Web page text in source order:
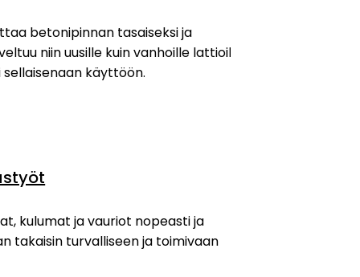
betonipinnan tasaiseksi ja
niin uusille kuin vanhoille lattioille
käyttöön.
kulumat ja vauriot nopeasti ja
takaisin turvalliseen ja toimivaan